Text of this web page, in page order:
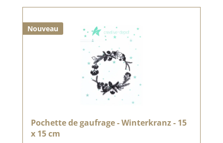
Nouveau
Pochette de gaufrage - Winterkranz - 15
x 15 cm